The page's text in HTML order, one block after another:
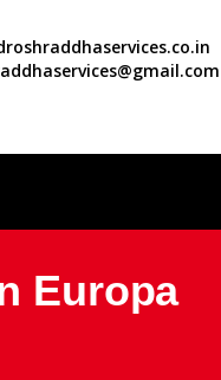
Europa